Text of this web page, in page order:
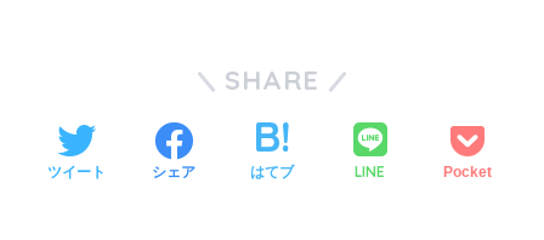
SHARE
ツイート シェア はてブ LINE Pocket